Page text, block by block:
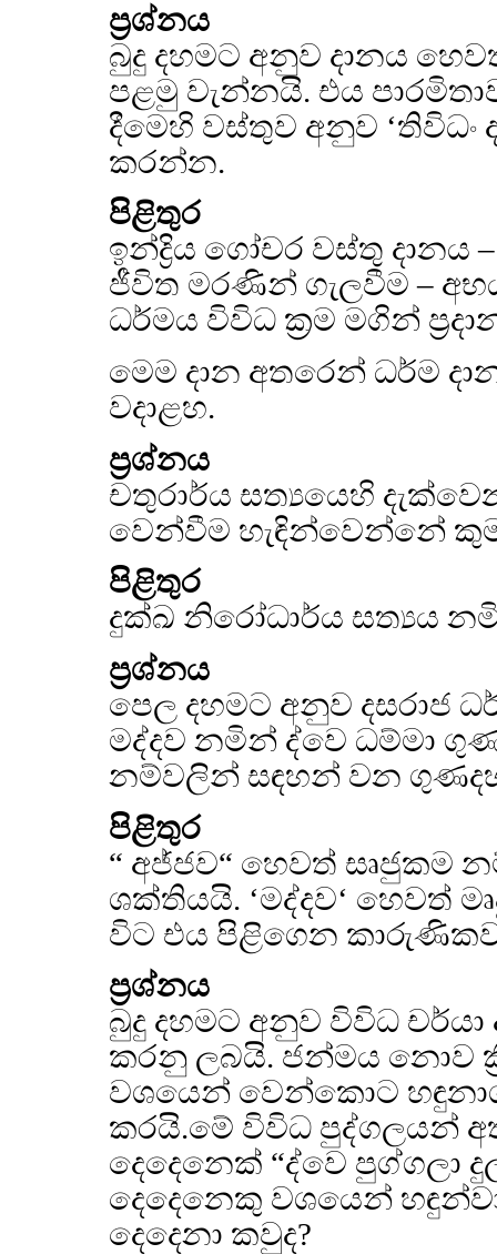
ප්‍රශ්නය
බුදු දහමට අනුව දානය
පළමු වැන්නයි. එය
දීමෙහි වස්තුව අනුව ‘තිවිධං
කරන්න.
පිළිතුර
ඉන්ද්‍රිය ගෝචර වස්තු දානය
ජීවිත මරණින් ගැලවීම –
ධර්මය විවිධ ක්‍රම මගින්
මෙම දාන අතරෙන් ධර්ම
වදාළහ.
ප්‍රශ්නය
චතුරාර්ය සත්‍යයෙහි
වෙන්වීම හැඳින්වෙන්නේ
පිළිතුර
දුක්ඛ නිරෝධාර්ය සත්‍යය
ප්‍රශ්නය
පෙල දහමට අනුව දසරාජ
මද්දව නමින් ද්වෙ ධම්මා
නම්වලින් සඳහන් වන
පිළිතුර
“ අජ්ජව“ හෙවත් සෘජුකම
ශක්තියයි. ‘මද්දව‘ හෙවත්
විට එය පිළිගෙන
ප්‍රශ්නය
බුදු දහමට අනුව විවිධ
කරනු ලබයි. ජන්මය නොව
වශයෙන් වෙන්කොට
කරයි.මේ විවිධ පුද්ගලයන්
දෙදෙනෙක් “ද්වෙ පුග්ගලා
දෙදෙනෙකු වශයෙන්
දෙදෙනා කවුද?